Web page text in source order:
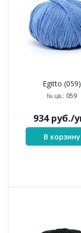
Egitto (059)
№ цв.: 059
934руб./
В корзину